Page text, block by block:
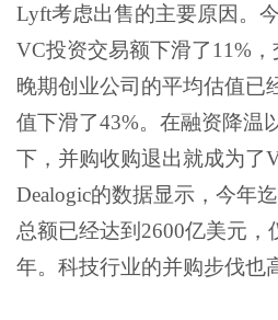
Lyft考虑出售的主要原因。
VC投资交易额下滑了11%，
晚期创业公司的平均估值已
值下滑了43%。在融资降温
下，并购收购退出就成为了
Dealogic的数据显示，今年
总额已经达到2600亿美元，
年。科技行业的并购步伐也